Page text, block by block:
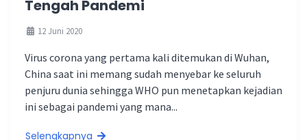
Tengah Pandemi
12 Juni 2020
Virus corona yang pertama kali ditemukan di Wuhan,
China saat ini memang sudah menyebar ke seluruh
penjuru dunia sehingga WHO pun menetapkan kejadian
ini sebagai pandemi yang mana...
Selengkapnya